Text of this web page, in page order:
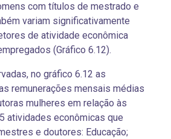
com títulos de mestrado e
variam significativamente
de atividade econômica
(Gráfico 6.12).
no gráfico 6.12 as
remunerações mensais médias
mulheres em relação às
atividades econômicas que
e doutores: Educação;